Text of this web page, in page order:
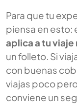
Para que tu
piensa en esto:
aplica a tu viaje
un folleto. Si
con buenas
viajas poco
conviene un